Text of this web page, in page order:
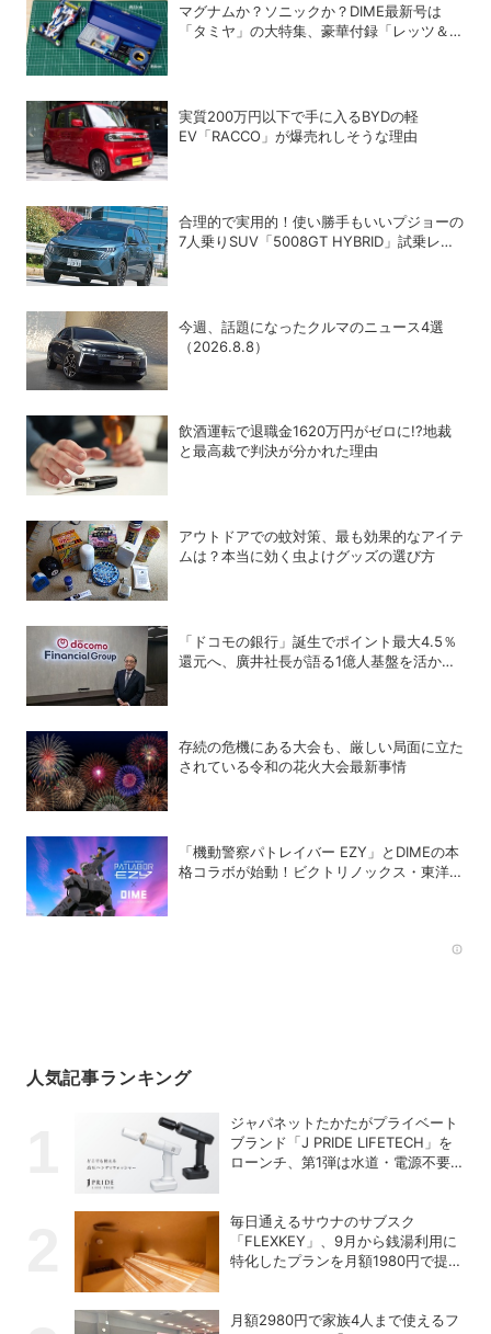
マグナムか？ソニックか？DIME最新号は
「タミヤ」の大特集、豪華付録「レッツ＆ゴ
実質200万円以下で手に入るBYDの軽
EV「RACCO」が爆売れしそうな理由
合理的で実用的！使い勝手もいいプジョーの
7人乗りSUV「5008GT HYBRID」試乗レビ
今週、話題になったクルマのニュース4選
（2026.8.8）
飲酒運転で退職金1620万円がゼロに!?地裁
と最高裁で判決が分かれた理由
アウトドアでの蚊対策、最も効果的なアイテ
ムは？本当に効く虫よけグッズの選び方
「ドコモの銀行」誕生でポイント最大4.5％
還元へ、廣井社長が語る1億人基盤を活かし
存続の危機にある大会も、厳しい局面に立た
されている令和の花火大会最新事情
「機動警察パトレイバー EZY」とDIMEの本
格コラボが始動！ビクトリノックス・東洋ス
人気記事ランキング
ジャパネットたかたがプライベート
ブランド「J PRIDE LIFETECH」を
ローンチ、第1弾は水道・電源不要
毎日通えるサウナのサブスク
「FLEXKEY」、9月から銭湯利用に
特化したプランを月額1980円で提供
月額2980円で家族4人まで使えるフ